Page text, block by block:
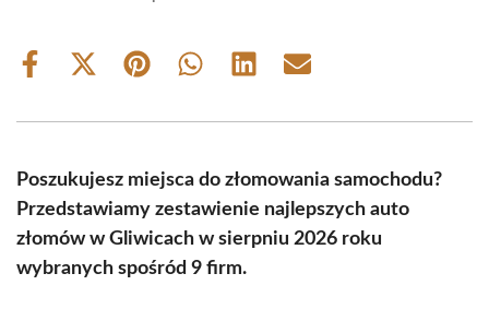
Share
Share
(Twitter)
Share Share Share Share
Poszukujesz miejsca do złomowania samochodu?
Przedstawiamy zestawienie najlepszych auto
złomów w Gliwicach w sierpniu 2026 roku
wybranych spośród 9 firm.